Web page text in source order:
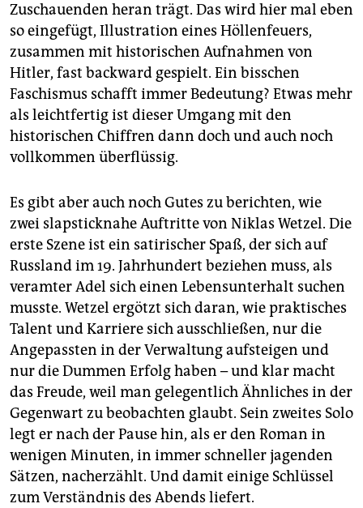
Zuschauenden heran trägt. Das wird hier mal eben
so eingefügt, Illustration eines Höllenfeuers,
zusammen mit historischen Aufnahmen von
Hitler, fast backward gespielt. Ein bisschen
Faschismus schafft immer Bedeutung? Etwas mehr
als leichtfertig ist dieser Umgang mit den
historischen Chiffren dann doch und auch noch
vollkommen überflüssig.
Es gibt aber auch noch Gutes zu berichten, wie
zwei slapsticknahe Auftritte von Niklas Wetzel. Die
erste Szene ist ein satirischer Spaß, der sich auf
Russland im 19. Jahrhundert beziehen muss, als
veramter Adel sich einen Lebensunterhalt suchen
musste. Wetzel ergötzt sich daran, wie praktisches
Talent und Karriere sich ausschließen, nur die
Angepassten in der Verwaltung aufsteigen und
nur die Dummen Erfolg haben – und klar macht
das Freude, weil man gelegentlich Ähnliches in der
Gegenwart zu beobachten glaubt. Sein zweites Solo
legt er nach der Pause hin, als er den Roman in
wenigen Minuten, in immer schneller jagenden
Sätzen, nacherzählt. Und damit einige Schlüssel
zum Verständnis des Abends liefert.